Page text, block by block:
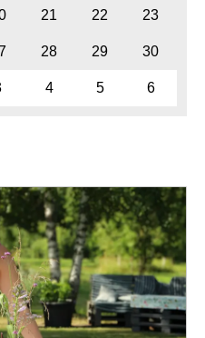
21 22 23
28 29 30
4 5 6